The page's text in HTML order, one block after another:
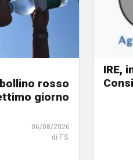
rosso
giorno
06/08/2026
di F.S.
IRE,